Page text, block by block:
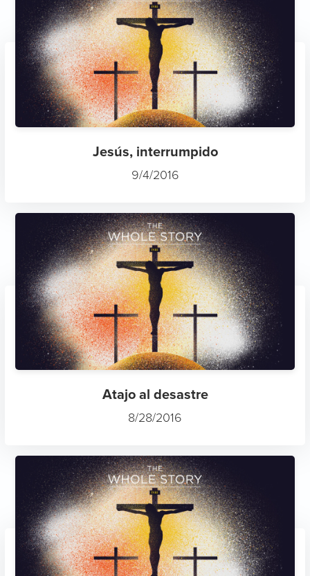
Jesús, interrumpido
9/4/2016
Atajo al desastre
8/28/2016